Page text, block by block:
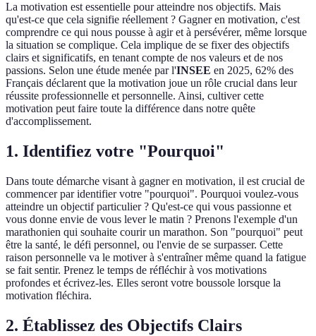
La motivation est essentielle pour atteindre nos objectifs. Mais
qu'est-ce que cela signifie réellement ? Gagner en motivation, c'est
comprendre ce qui nous pousse à agir et à persévérer, même lorsque
la situation se complique. Cela implique de se fixer des objectifs
clairs et significatifs, en tenant compte de nos valeurs et de nos
passions. Selon une étude menée par l'INSEE en 2025, 62% des
Français déclarent que la motivation joue un rôle crucial dans leur
réussite professionnelle et personnelle. Ainsi, cultiver cette
motivation peut faire toute la différence dans notre quête
d'accomplissement.
1. Identifiez votre "Pourquoi"
Dans toute démarche visant à gagner en motivation, il est crucial de
commencer par identifier votre "pourquoi". Pourquoi voulez-vous
atteindre un objectif particulier ? Qu'est-ce qui vous passionne et
vous donne envie de vous lever le matin ? Prenons l'exemple d'un
marathonien qui souhaite courir un marathon. Son "pourquoi" peut
être la santé, le défi personnel, ou l'envie de se surpasser. Cette
raison personnelle va le motiver à s'entraîner même quand la fatigue
se fait sentir. Prenez le temps de réfléchir à vos motivations
profondes et écrivez-les. Elles seront votre boussole lorsque la
motivation fléchira.
2. Établissez des Objectifs Clairs